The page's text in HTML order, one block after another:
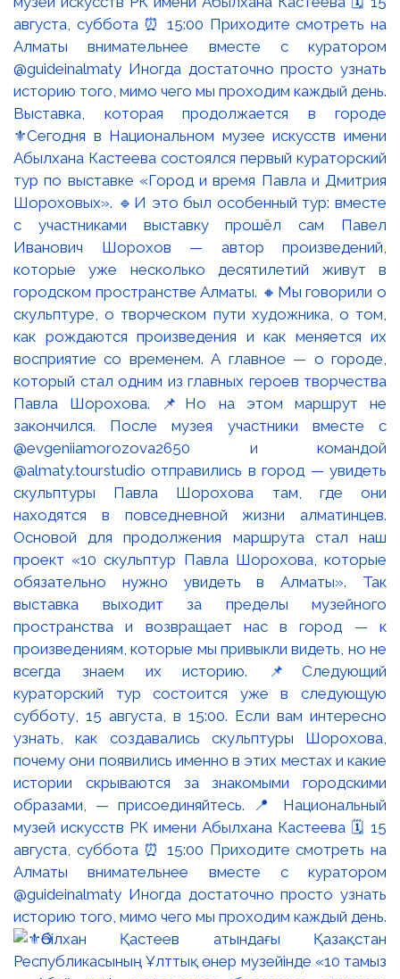
Выставка, которая продолжается в городе
⚜️Сегодня в Национальном музее искусств имени
Абылхана Кастеева состоялся первый кураторский
тур по выставке «Город и время Павла и Дмитрия
Шороховых». 🔹И это был особенный тур: вместе
с участниками выставку прошёл сам Павел
Иванович Шорохов — автор произведений,
которые уже несколько десятилетий живут в
городском пространстве Алматы. 🔸Мы говорили о
скульптуре, о творческом пути художника, о том,
как рождаются произведения и как меняется их
восприятие со временем. А главное — о городе,
который стал одним из главных героев творчества
Павла Шорохова. 📌Но на этом маршрут не
закончился. После музея участники вместе с
@evgeniiamorozova2650 и командой
@almaty.tourstudio отправились в город — увидеть
скульптуры Павла Шорохова там, где они
находятся в повседневной жизни алматинцев.
Основой для продолжения маршрута стал наш
проект «10 скульптур Павла Шорохова, которые
обязательно нужно увидеть в Алматы». Так
выставка выходит за пределы музейного
пространства и возвращает нас в город — к
произведениям, которые мы привыкли видеть, но не
всегда знаем их историю. 📌Следующий
кураторский тур состоится уже в следующую
субботу, 15 августа, в 15:00. Если вам интересно
узнать, как создавались скульптуры Шорохова,
почему они появились именно в этих местах и какие
истории скрываются за знакомыми городскими
образами, — присоединяйтесь. 📍 Национальный
музей искусств РК имени Абылхана Кастеева 🗓 15
августа, суббота ⏰ 15:00 Приходите смотреть на
Алматы внимательнее вместе с куратором
@guideinalmaty Иногда достаточно просто узнать
историю того, мимо чего мы проходим каждый день.